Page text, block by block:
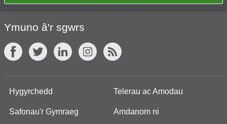
Ymuno â'r sgwrs
Hygyrchedd Telerau ac Amodau
Safonau'r Gymraeg Amdanom ni